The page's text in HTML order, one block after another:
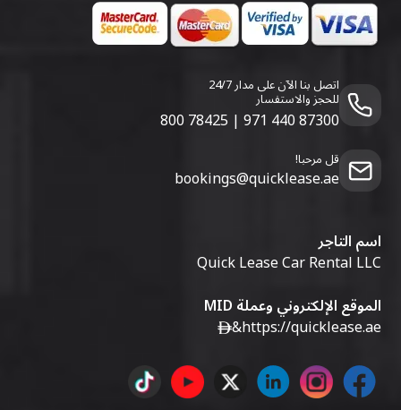
اتصل بنا الآن على مدار 24/7
للحجز والاستفسار
800 78425 | 971 440 87300
قل مرحبا!
bookings@quicklease.ae
اسم التاجر
Quick Lease Car Rental LLC
الموقع الإلكتروني وعملة MID
https://quicklease.ae
&